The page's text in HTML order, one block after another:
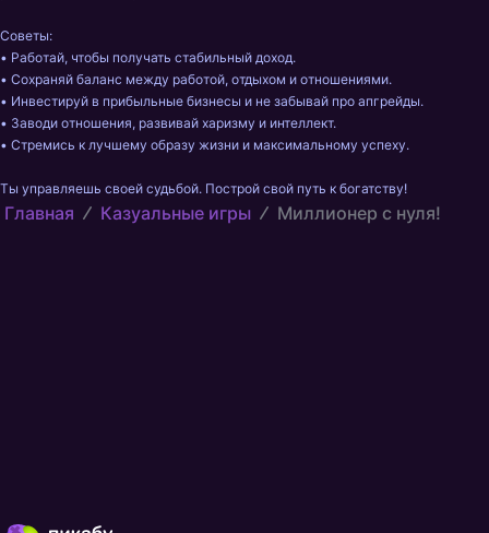
Советы:
• Работай, чтобы получать стабильный доход.
• Сохраняй баланс между работой, отдыхом и отношениями.
• Инвестируй в прибыльные бизнесы и не забывай про апгрейды.
• Заводи отношения, развивай харизму и интеллект.
• Стремись к лучшему образу жизни и максимальному успеху.
Ты управляешь своей судьбой. Построй свой путь к богатству!
Главная Казуальные игры Миллионер с нуля!